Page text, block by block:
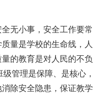
无小事，安全工作要常
量是学校的生命线，人
的教育是对人民的不负
管理是保障、是核心，
除安全隐患，保证教学